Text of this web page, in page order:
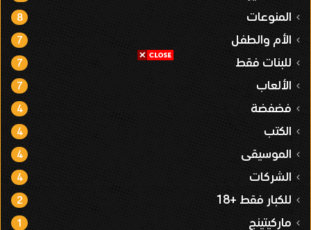
المنوعات 8
الأم والطفل 7
للبنات فقط 7
الألعاب 7
فضفضة 4
الكتب 4
الموسيقى 4
الشركات 4
للكبار فقط +18 2
ماركيتينج 1